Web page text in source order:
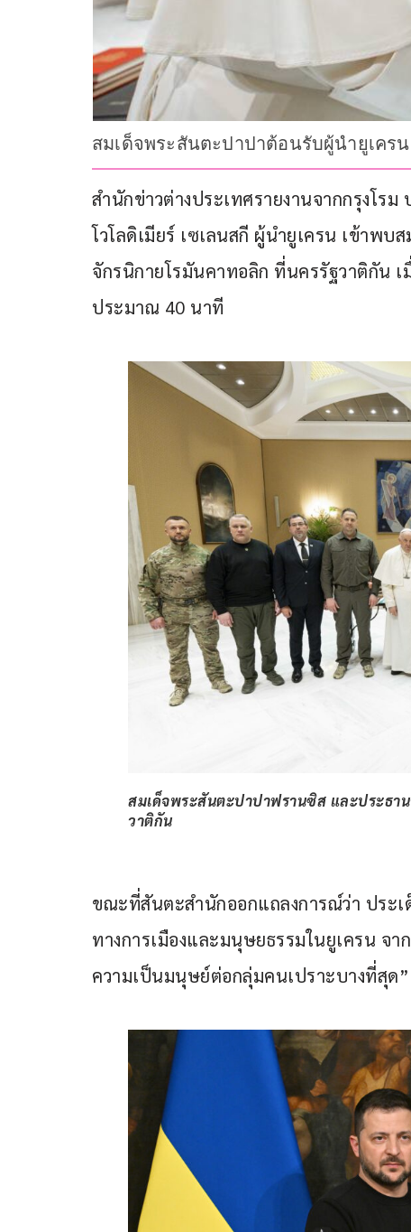
สมเด็จพระสันตะปาปาต้อนรับผู้นำยูเค
สำนักข่าวต่างประเทศรายงานจากกรุงโร
โวโลดิเมียร์ เซเลนสกี ผู้นำยูเครน เข้าพ
จักรนิกายโรมันคาทอลิก ที่นครรัฐวาติกัน เ
ประมาณ 40 นาที
สมเด็จพระสันตะปาปาฟรานซิส และประธา
วาติกัน
ขณะที่สันตะสำนักออกแถลงการณ์ว่า ประ
ทางการเมืองและมนุษยธรรมในยูเครน จ
ความเป็นมนุษย์ต่อกลุ่มคนเปราะบางที่สุด”